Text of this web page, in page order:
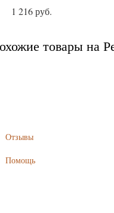
1 216 руб.
товары на
Отзывы
Помощь